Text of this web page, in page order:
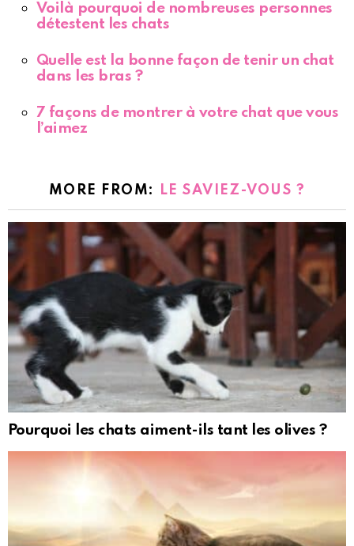
Voilà pourquoi de nombreuses personnes
détestent les chats
Quelle est la bonne façon de tenir un chat
dans les bras ?
7 façons de montrer à votre chat que vous
l’aimez
MORE FROM: LE SAVIEZ-VOUS ?
Pourquoi les chats aiment-ils tant les olives ?